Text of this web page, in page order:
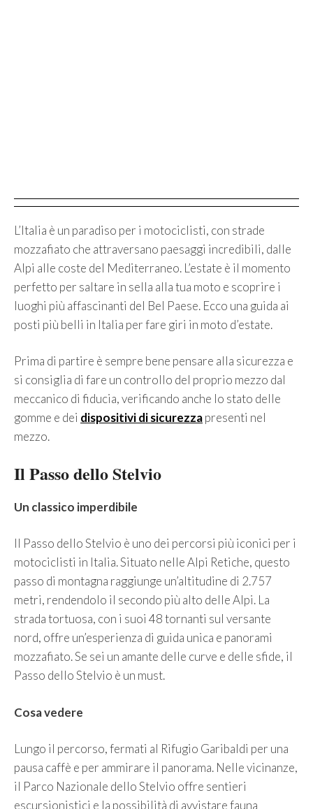
L’Italia è un paradiso per i motociclisti, con strade
mozzafiato che attraversano paesaggi incredibili, dalle
Alpi alle coste del Mediterraneo. L’estate è il momento
perfetto per saltare in sella alla tua moto e scoprire i
luoghi più affascinanti del Bel Paese. Ecco una guida ai
posti più belli in Italia per fare giri in moto d’estate.
Prima di partire è sempre bene pensare alla sicurezza e
si consiglia di fare un controllo del proprio mezzo dal
meccanico di fiducia, verificando anche lo stato delle
gomme e dei dispositivi di sicurezzapresenti nel
mezzo.
Il Passo dello Stelvio
Un classico imperdibile
Il Passo dello Stelvio è uno dei percorsi più iconici per i
motociclisti in Italia. Situato nelle Alpi Retiche, questo
passo di montagna raggiunge un’altitudine di 2.757
metri, rendendolo il secondo più alto delle Alpi. La
strada tortuosa, con i suoi 48 tornanti sul versante
nord, offre un’esperienza di guida unica e panorami
mozzafiato. Se sei un amante delle curve e delle sfide, il
Passo dello Stelvio è un must.
Cosa vedere
Lungo il percorso, fermati al Rifugio Garibaldi per una
pausa caffè e per ammirare il panorama. Nelle vicinanze,
il Parco Nazionale dello Stelvio offre sentieri
escursionistici e la possibilità di avvistare fauna